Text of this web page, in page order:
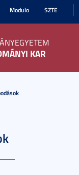
Modulo SZTE
KAR